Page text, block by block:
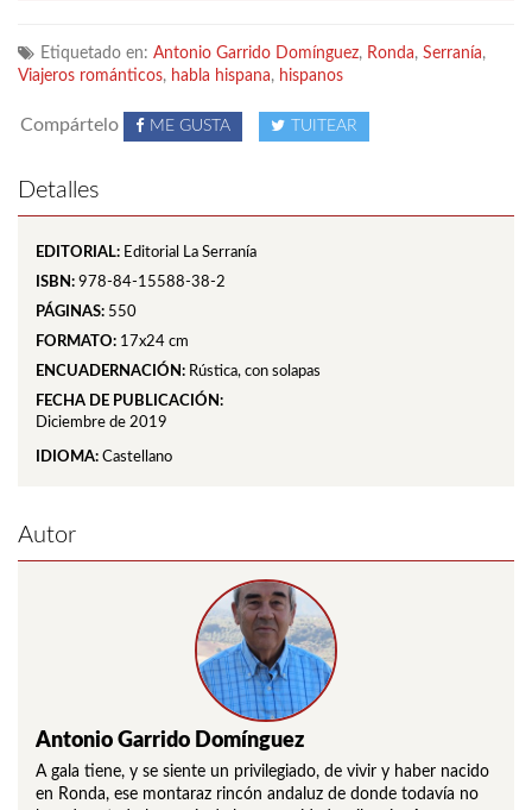
Etiquetado en: Antonio Garrido Domínguez, Ronda, Serranía,
Viajeros románticos, habla hispana, hispanos
Compártelo ME GUSTA TUITEAR
Detalles
EDITORIAL: Editorial La Serranía
ISBN: 978-84-15588-38-2
PÁGINAS: 550
FORMATO: 17x24 cm
ENCUADERNACIÓN: Rústica, con solapas
FECHA DE PUBLICACIÓN:
Diciembre de 2019
IDIOMA: Castellano
Autor
Antonio Garrido Domínguez
A gala tiene, y se siente un privilegiado, de vivir y haber nacido
en Ronda, ese montaraz rincón andaluz de donde todavía no